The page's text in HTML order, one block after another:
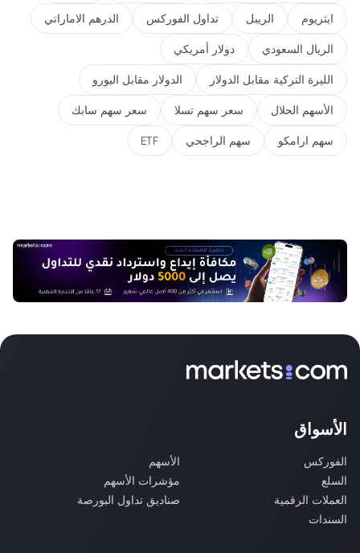
ايثريوم الريبل تداول الفوركس الدرهم الاماراتي
الريال السعودي دولار أمريكي
الليرة التركية مقابل الدولار الدولار مقابل اليورو
الأسهم الحلال سعر سهم تسلا سعر سهم سابك
سهم ارامكو سهم الراجحي ETF
الأسواق
الفوركس
الأسهم
السلع
مؤشرات الأسهم
العملات الرقمية
صناديق تداول البورصة
السندات